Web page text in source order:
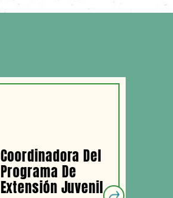
Coordinadora Del
Programa De
Extensión Juvenil